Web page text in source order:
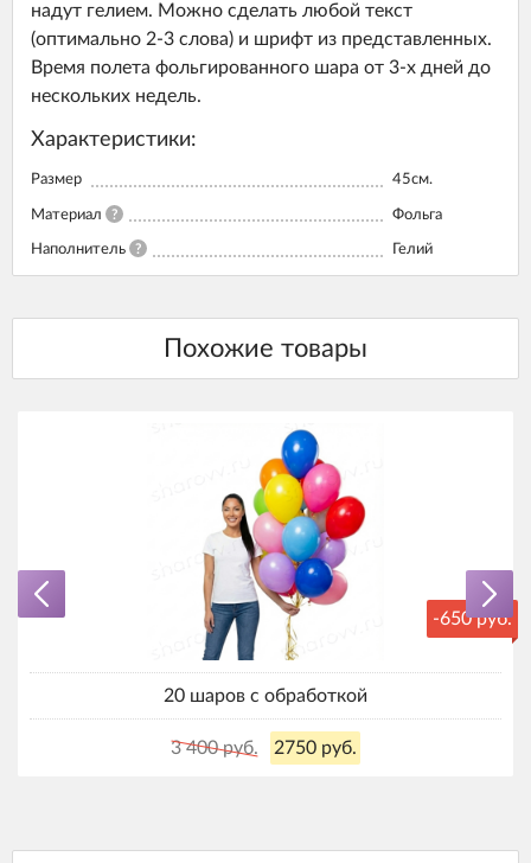
надут гелием. Можно сделать любой текст
(оптимально 2-3 слова) и шрифт из представленных.
Время полета фольгированного шара от 3-х дней до
нескольких недель.
Характеристики:
Размер 45см.
Материал ? Фольга
Наполнитель ? Гелий
-650 руб.
20 шаров с обработкой
3 400 руб. 2750 руб.